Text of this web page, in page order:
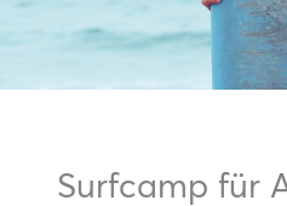
Surfcamp für